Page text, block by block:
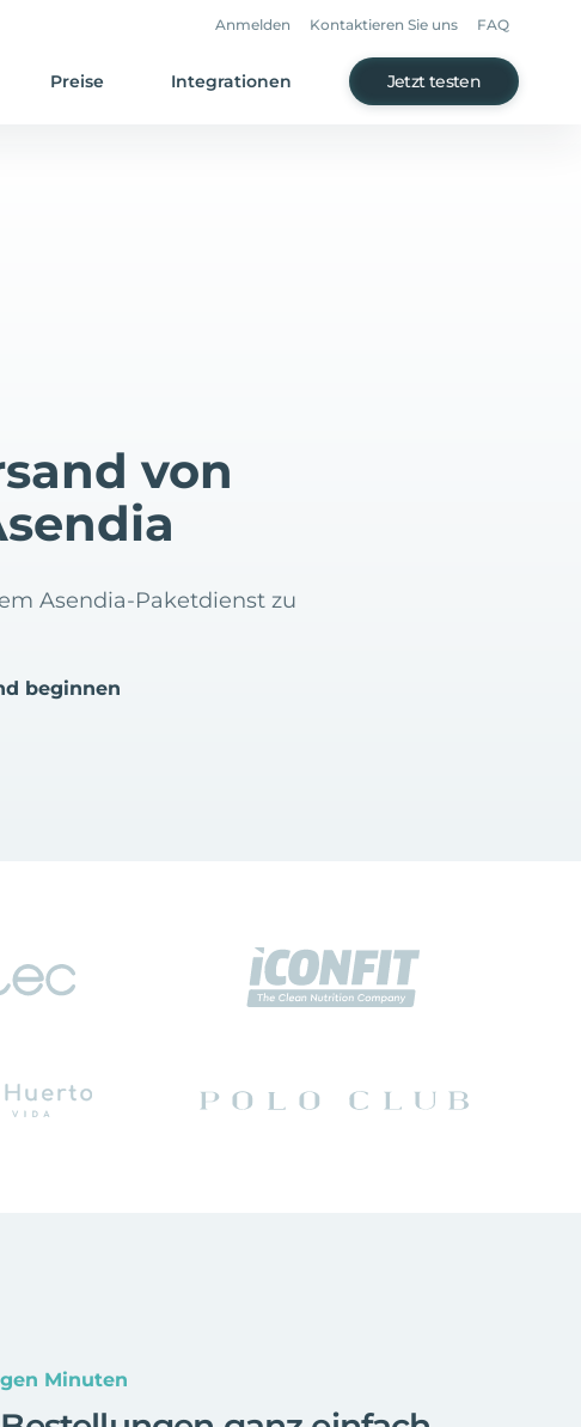
Anmelden Kontaktieren Sie uns FAQ
Preise Integrationen Jetzt testen
von
Asendia-Paketdienst zu
beginnen
Minuten